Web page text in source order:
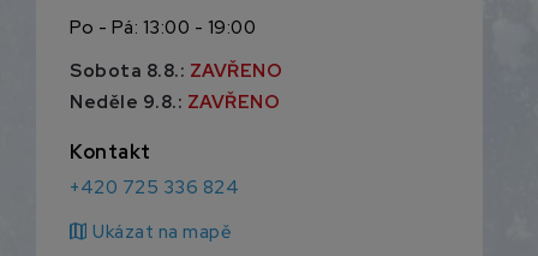
Po - Pá: 13:00 - 19:00
Sobota 8.8.: ZAVŘENO
Neděle 9.8.: ZAVŘENO
Kontakt
+420 725 336 824
map Ukázat na mapě